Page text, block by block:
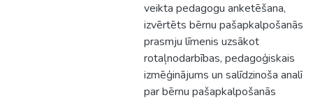
veikta pedagogu anketēšana,
izvērtēts bērnu pašapkalpošanās
prasmju līmenis uzsākot
rotaļnodarbības, pedagoģiskais
izmēģinājums un salīdzinoša analīze
par bērnu pašapkalpošanās